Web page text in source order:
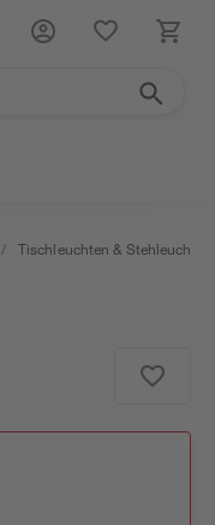
/ Tischleuchten & Stehleuchten